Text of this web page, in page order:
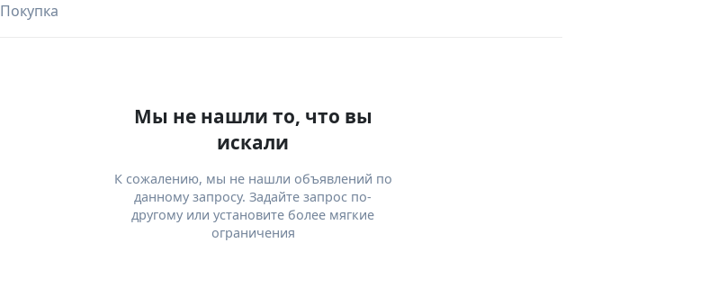
Покупка
Мы не нашли то, что вы
искали
К сожалению, мы не нашли объявлений по
данному запросу. Задайте запрос по-
другому или установите более мягкие
ограничения